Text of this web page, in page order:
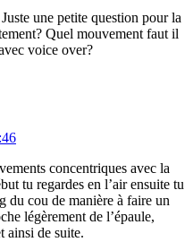
une petite question pour la
Quel mouvement faut il
voice over?
concentriques avec la
tu regardes en l’air ensuite tu
du cou de manière à faire un
légèrement de l’épaule,
ainsi de suite.